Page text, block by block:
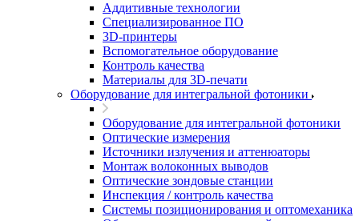
Аддитивные технологии
Специализированное ПО
3D-принтеры
Вспомогательное оборудование
Контроль качества
Материалы для 3D-печати
Оборудование для интегральной фотоники
Оборудование для интегральной фотоники
Оптические измерения
Источники излучения и аттенюаторы
Монтаж волоконных выводов
Оптические зондовые станции
Инспекция / контроль качества
Системы позиционирования и оптомеханика